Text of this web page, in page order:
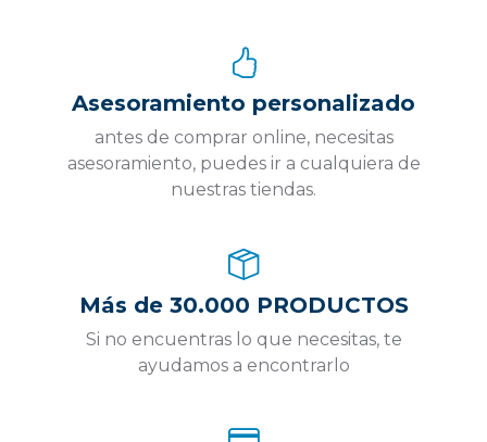
Asesoramiento personalizado
antes de comprar online, necesitas
asesoramiento, puedes ir a cualquiera de
nuestras tiendas.
Más de 30.000 PRODUCTOS
Si no encuentras lo que necesitas, te
ayudamos a encontrarlo